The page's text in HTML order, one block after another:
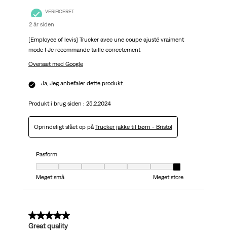
VERIFICERET
2 år siden
[Employee of levis] Trucker avec une coupe ajusté vraiment
mode ! Je recommande taille correctement
Oversæt med Google
Ja, Jeg anbefaler dette produkt.
Produkt i brug siden : 25.2.2024
Oprindeligt slået op på Trucker jakke til børn - Bristol
Pasform
Pasform, 7 ud af 7, hvor 1 er lig med Meget små og 7 er lig med Meget
Meget små
Meget store
5 ud af 5 stjerner.
Great quality